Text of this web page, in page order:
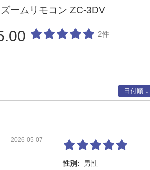
ズームリモコン ZC-3DV
2件
日付順 ↓
2026-05-07
性別:
男性